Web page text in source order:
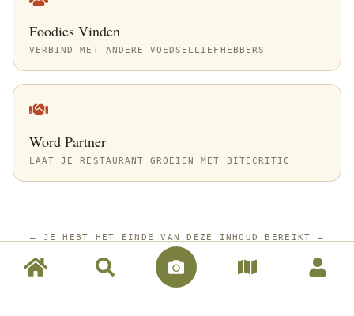
Foodies Vinden
VERBIND MET ANDERE VOEDSELLIEFHEBBERS
Word Partner
LAAT JE RESTAURANT GROEIEN MET BITECRITIC
— JE HEBT HET EINDE VAN DEZE INHOUD BEREIKT —